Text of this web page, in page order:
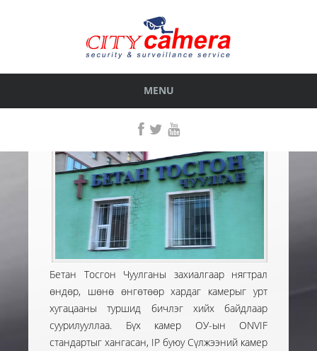
MENU
БЕТАН ТОСГОН ЧУУЛГАН
ГҮЙЦЭТГЭСЭН АЖИЛ
Бетан Тосгон Чуулганы захиалгаар нягтрал
өндөр, шөнө өнгөтөөр хардаг камерыг урт
хугацааны туршид бичлэг хийх байдлаар
суурилууллаа. Бүх камер ОУ-ын ONVIF
стандартыг хангасан, IP буюу Сүлжээний камер